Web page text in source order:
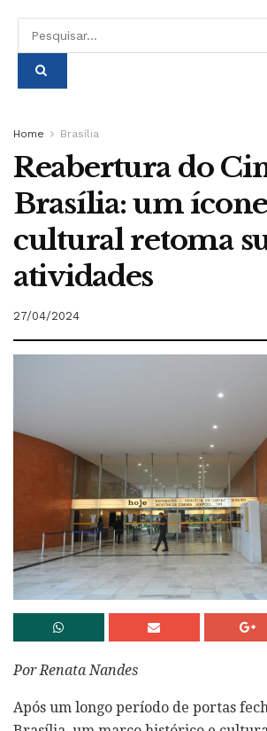
Home Brasília
Reabertura do
Brasília: um ícone
cultural retoma
atividades
27/04/2024
Por Renata Nandes
Após um longo período de portas